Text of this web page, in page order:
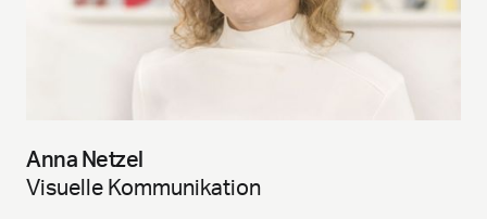
Anna Netzel
Visuelle Kommunikation